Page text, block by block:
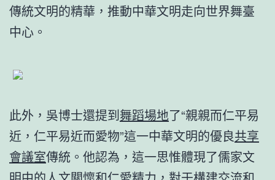
傳統文明的精華，推動中華文明走向世界舞臺
中心。
此外，吳博士還提到舞蹈場地了“親親而仁平易
近，仁平易近而愛物”這一中華文明的優良共享
會議室傳統。他認為，這一思惟體現了儒家文